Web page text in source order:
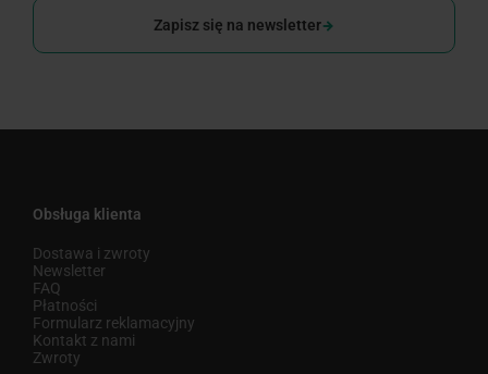
Zapisz się na newsletter
Obsługa klienta
Dostawa i zwroty
Newsletter
FAQ
Płatności
Formularz reklamacyjny
Kontakt z nami
Zwroty